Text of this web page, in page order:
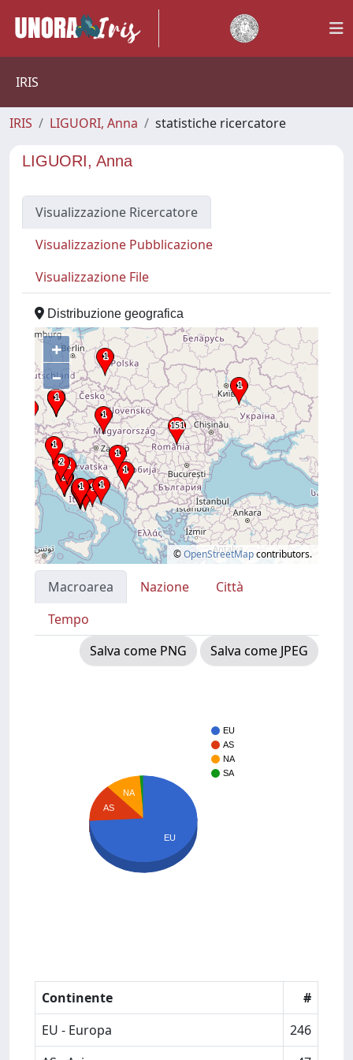
IRIS
IRIS LIGUORI, Anna statistiche ricercatore
LIGUORI, Anna
Visualizzazione Ricercatore
Visualizzazione Pubblicazione
Visualizzazione File
Distribuzione geografica
+
–
©OpenStreetMapcontributors.
Macroarea Nazione
Città
Tempo
Salva come PNG
Salva come JPEG
EU
AS
NA
SA
NA
AS
EU
Continente
#
EU - Europa
246